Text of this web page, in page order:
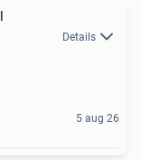
Details
5 aug 26